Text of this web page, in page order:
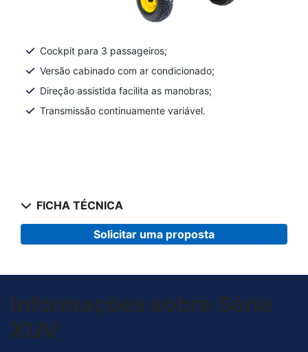
Cockpit para 3 passageiros;
Versão cabinado com ar condicionado;
Direção assistida facilita as manobras;
Transmissão continuamente variável.
FICHA TÉCNICA
Solicitar uma proposta
Informações sobre Série
XUV